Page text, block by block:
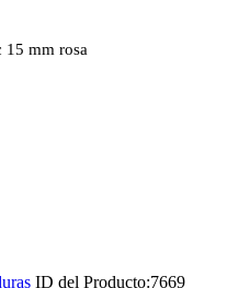
15 mm rosa
ID del Producto:7669